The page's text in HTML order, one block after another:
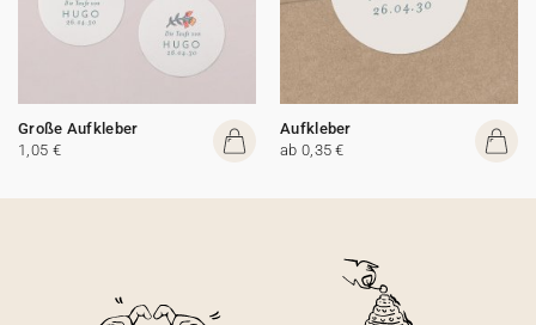
Große Aufkleber
1,05 €
Aufkleber
ab 0,35 €